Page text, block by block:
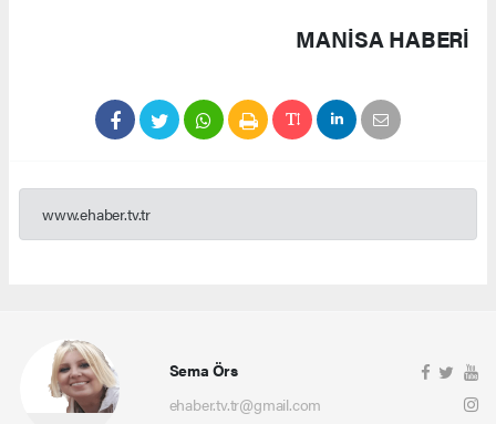
MANISA HABERİ
www.ehaber.tv.tr
Sema Örs
ehaber.tv.tr@gmail.com